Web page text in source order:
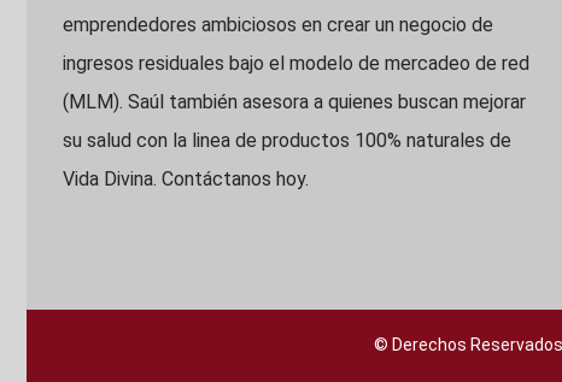
emprendedores ambiciosos en crear un negocio de
ingresos residuales bajo el modelo de mercadeo de red
(MLM). Saúl también asesora a quienes buscan mejorar
su salud con la linea de productos 100% naturales de
Vida Divina. Contáctanos hoy.
© Derechos